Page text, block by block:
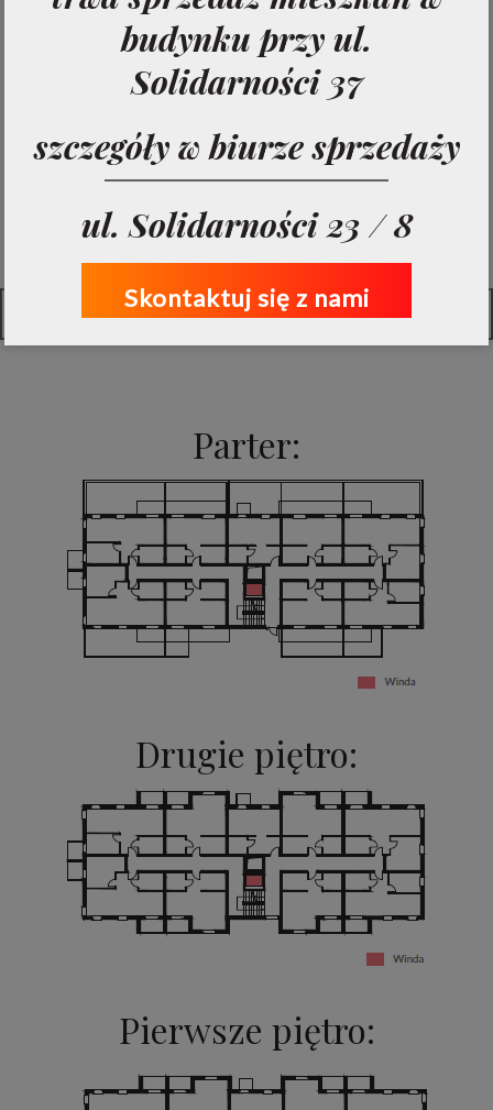
Trzecie piętro
Zobacz pełną listę lokali:
Pełna tabela mieszkań
Parter:
Drugie piętro:
Pierwsze piętro:
budynku przy ul.
Solidarności 37
szczegóły w biurze sprzedaży
ul. Solidarności 23 / 8
Skontaktuj się z nami